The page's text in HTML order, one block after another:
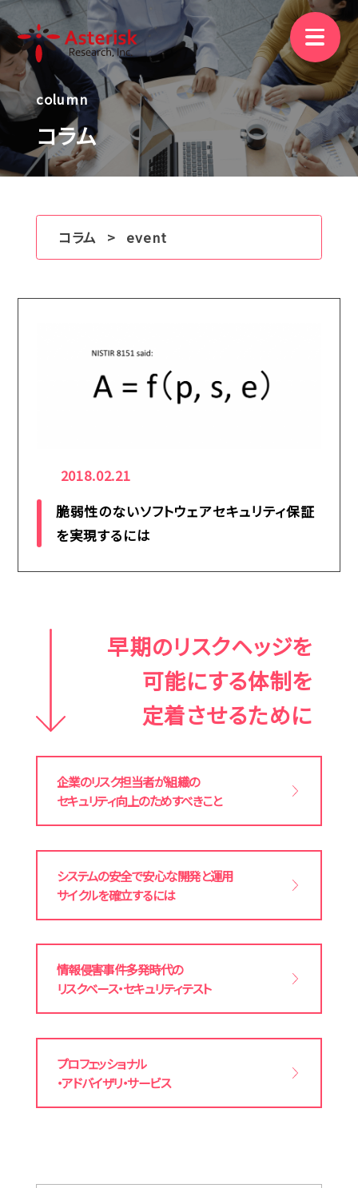
ニュース
映像資料
ご相談
column
コラム
コラム event
2018.02.21
脆弱性のないソフトウェアセキュリティ保証
を実現するには
早期のリスクヘッジを
可能にする体制を
定着させるために
企業のリスク担当者が組織の
セキュリティ向上のためすべきこと
システムの安全で安心な開発と運用
サイクルを確立するには
情報侵害事件多発時代の
リスクベース・セキュリティテスト
プロフェッショナル
・アドバイザリ・サービス